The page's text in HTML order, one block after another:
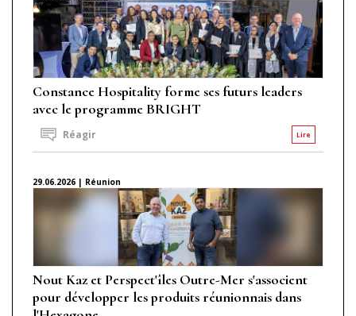
Constance Hospitality forme ses futurs leaders
avec le programme BRIGHT
Lire
Réagir
29.06.2026 | Réunion
Nout Kaz et Perspect'îles Outre-Mer s'associent
pour développer les produits réunionnais dans